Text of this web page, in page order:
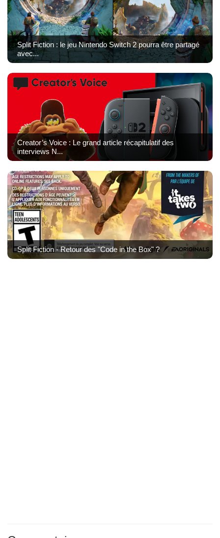
Split Fiction : le jeu Nintendo Switch 2 pourra être partagé
avec...
Creator’s Voice : Le grand article récapitulatif des
interviews N...
Split Fiction - Retour des "Code in the Box" ?